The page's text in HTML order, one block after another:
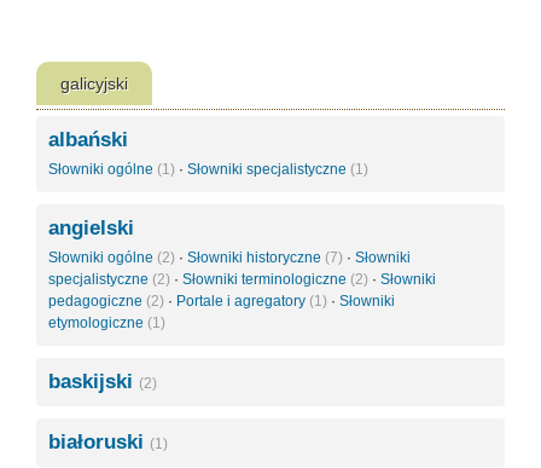
galicyjski
albański
Słowniki ogólne (1) · Słowniki specjalistyczne (1)
angielski
Słowniki ogólne (2) · Słowniki historyczne (7) · Słowniki
specjalistyczne (2) · Słowniki terminologiczne (2) · Słowniki
pedagogiczne (2) · Portale i agregatory (1) · Słowniki
etymologiczne (1)
baskijski (2)
białoruski (1)